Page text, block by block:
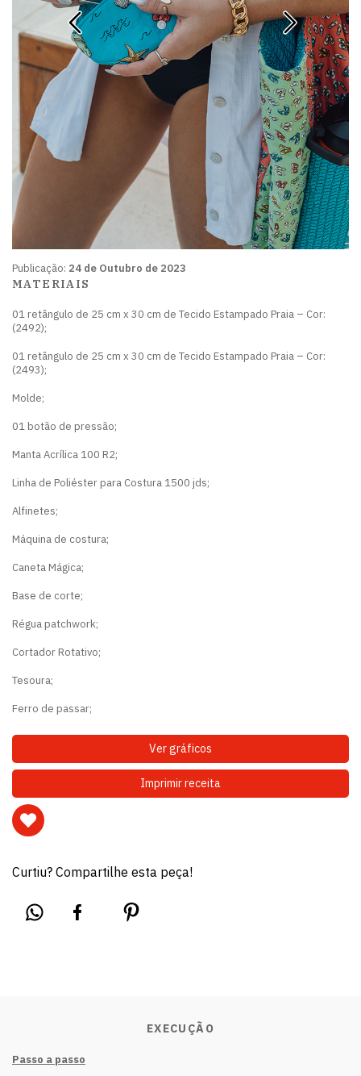
Publicação: 24 de Outubro de 2023
MATERIAIS
01 retângulo de 25 cm x 30 cm de Tecido Estampado Praia – Cor:
(2492);
01 retângulo de 25 cm x 30 cm de Tecido Estampado Praia – Cor:
(2493);
Molde;
01 botão de pressão;
Manta Acrílica 100 R2;
Linha de Poliéster para Costura 1500 jds;
Alfinetes;
Máquina de costura;
Caneta Mágica;
Base de corte;
Régua patchwork;
Cortador Rotativo;
Tesoura;
Ferro de passar;
Ver gráficos
Imprimir receita
Curtiu? Compartilhe esta peça!
EXECUÇÃO
Passo a passo